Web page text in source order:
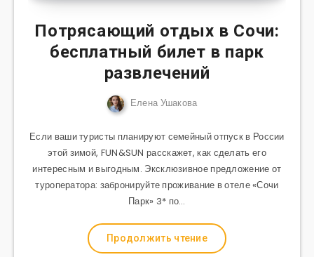
Потрясающий отдых в Сочи:
бесплатный билет в парк
развлечений
Елена Ушакова
Если ваши туристы планируют семейный отпуск в России
этой зимой, FUN&SUN расскажет, как сделать его
интересным и выгодным. Эксклюзивное предложение от
туроператора: забронируйте проживание в отеле «Сочи
Парк» 3* по…
Продолжить чтение